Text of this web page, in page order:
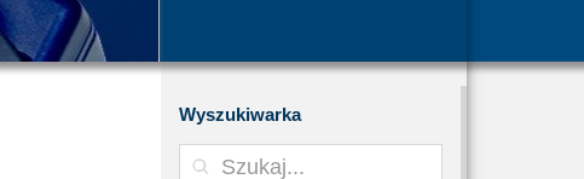
Wyszukiwarka